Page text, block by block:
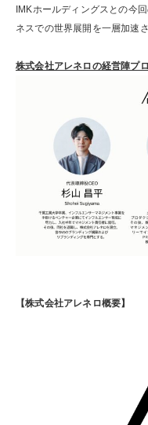
IMKホールディングスとの今
ネスでの世界展開を一層加速
株式会社アレネロの経営陣プ
【株式会社アレネロ概要】